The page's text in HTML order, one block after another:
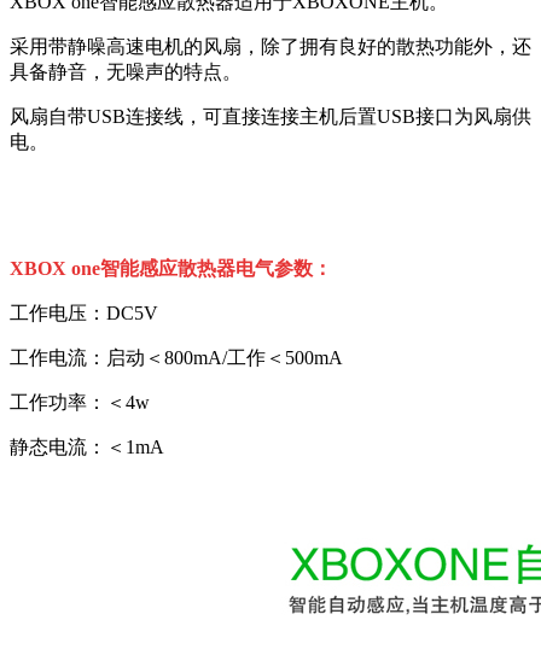
采用带静噪高速电机的风扇，除了拥有良好的散热功能外，还
具备静音，无噪声的特点。
风扇自带USB连接线，可直接连接主机后置USB接口为风扇供
电。
XBOX one智能感应散热器电气参数：
工作电压：DC5V
工作电流：启动＜800mA/工作＜500mA
工作功率：＜4w
静态电流：＜1mA